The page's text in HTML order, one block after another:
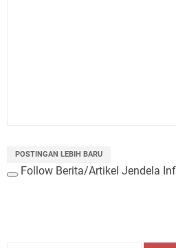
POSTINGAN LEBIH BARU
Follow Berita/Artikel Jendela